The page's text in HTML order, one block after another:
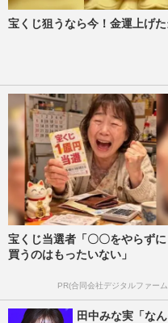
宝くじ狙うなら今！金運上げ
宝くじ当選者「〇〇をやらずに
買うのはもったいない」
PR(合同会社デジタルファー
田中みな実「な